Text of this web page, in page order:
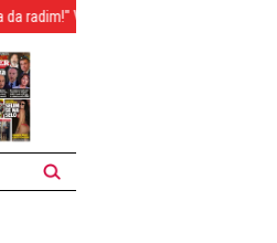
RTS javno raskrinkala koleginicu